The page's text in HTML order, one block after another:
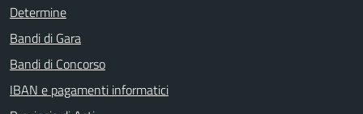
Determine
Bandi di Gara
Bandi di Concorso
IBAN e pagamenti informatici